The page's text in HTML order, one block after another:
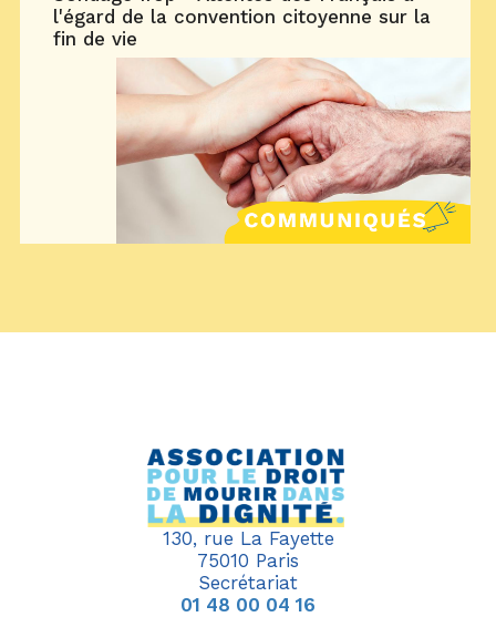
l'égard de la convention citoyenne sur la
fin de vie
130, rue La Fayette
75010 Paris
Secrétariat
01 48 00 04 16